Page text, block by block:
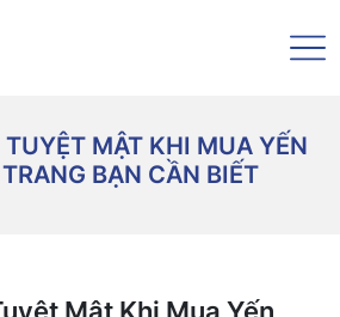
MẬT KHI MUA YẾN
BẠN CẦN BIẾT